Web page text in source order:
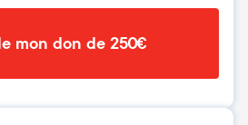
mon don de 250€